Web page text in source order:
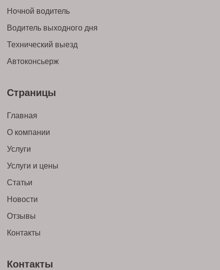
Ночной водитель
Водитель выходного дня
Технический выезд
Автоконсьерж
Страницы
Главная
О компании
Услуги
Услуги и цены
Статьи
Новости
Отзывы
Контакты
Контакты